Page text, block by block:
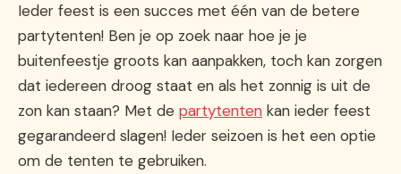
Ieder feest is een succes met één van de betere
partytenten! Ben je op zoek naar hoe je je
buitenfeestje groots kan aanpakken, toch kan zorgen
dat iedereen droog staat en als het zonnig is uit de
zon kan staan? Met de partytenten kan ieder feest
gegarandeerd slagen! Ieder seizoen is het een optie
om de tenten te gebruiken.